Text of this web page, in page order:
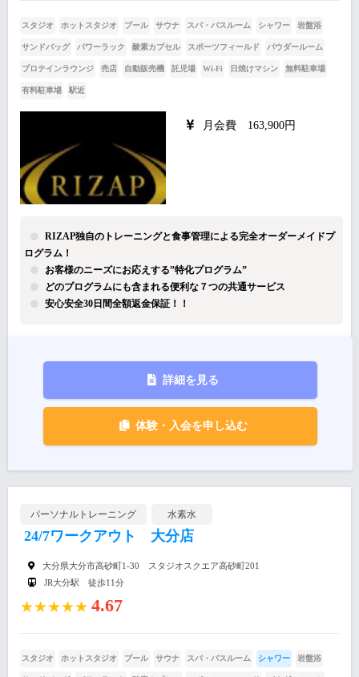
スタジオ ホットスタジオ プール サウナ スパ・バスルーム シャワー 岩盤浴
サンドバッグ パワーラック 酸素カプセル スポーツフィールド パウダールーム
プロテインラウンジ 売店 自動販売機 託児場 Wi-Fi 日焼けマシン 無料駐車場
有料駐車場 駅近
月会費 163,900円
RIZAP独自のトレーニングと食事管理による完全オーダーメイドプ
ログラム！
お客様のニーズにお応えする”特化プログラム”
どのプログラムにも含まれる便利な７つの共通サービス
安心安全30日間全額返金保証！！
詳細を見る
体験・入会を申し込む
パーソナルトレーニング 水素水
24/7ワークアウト 大分店
大分県大分市高砂町1-30 スタジオスクエア高砂町201
JR大分駅 徒歩11分
★★★★★ 4.67
スタジオ ホットスタジオ プール サウナ スパ・バスルーム シャワー 岩盤浴